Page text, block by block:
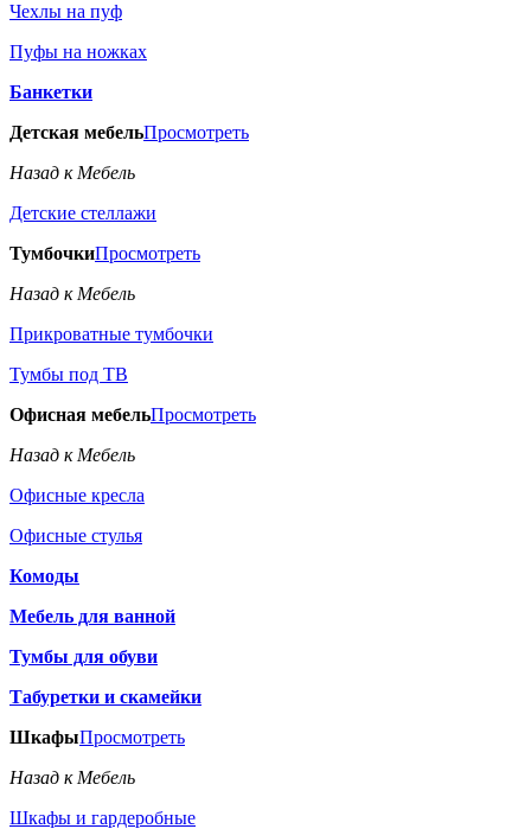
Чехлы на пуф
Пуфы на ножках
Банкетки
Детская мебельПросмотреть
Назад к Мебель
Детские стеллажи
ТумбочкиПросмотреть
Назад к Мебель
Прикроватные тумбочки
Тумбы под ТВ
Офисная мебельПросмотреть
Назад к Мебель
Офисные кресла
Офисные стулья
Комоды
Мебель для ванной
Тумбы для обуви
Табуретки и скамейки
ШкафыПросмотреть
Назад к Мебель
Шкафы и гардеробные